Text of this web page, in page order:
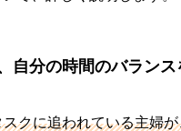
自分の時間のバラン
クに追われている主婦